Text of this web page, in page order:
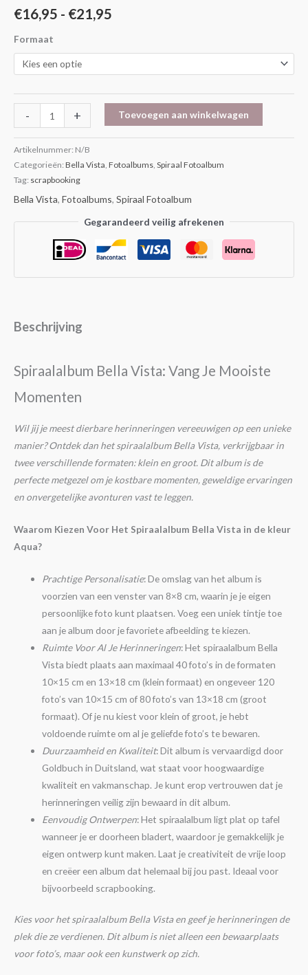
€16,95 - €21,95
Formaat
- + Toevoegen aan winkelwagen
Artikelnummer: N/B
Categorieën: Bella Vista, Fotoalbums, Spiraal Fotoalbum
Tag: scrapbooking
Bella Vista, Fotoalbums, Spiraal Fotoalbum
Gegarandeerd veilig afrekenen
Beschrijving
Spiraalalbum Bella Vista: Vang Je Mooiste
Momenten
Wil jij je meest dierbare herinneringen vereeuwigen op een unieke
manier? Ontdek dan het spiraalalbum Bella Vista, verkrijgbaar in
twee verschillende formaten: klein en groot. Dit album is de
perfecte metgezel om je kostbare momenten, geweldige ervaringen
en onvergetelijke avonturen vast te leggen.
Waarom Kiezen Voor Het Spiraalalbum Bella Vista in de kleur
Aqua?
Prachtige Personalisatie: De omslag van het album is
voorzien van een venster van 8×8 cm, waarin je je eigen
persoonlijke foto kunt plaatsen. Voeg een uniek tintje toe
aan je album door je favoriete afbeelding te kiezen.
Ruimte Voor Al Je Herinneringen: Het spiraalalbum Bella
Vista biedt plaats aan maximaal 40 foto’s in de formaten
10×15 cm en 13×18 cm (klein formaat) en ongeveer 120
foto’s van 10×15 cm of 80 foto’s van 13×18 cm (groot
formaat). Of je nu kiest voor klein of groot, je hebt
voldoende ruimte om al je geliefde foto’s te bewaren.
Duurzaamheid en Kwaliteit: Dit album is vervaardigd door
Goldbuch in Duitsland, wat staat voor hoogwaardige
kwaliteit en vakmanschap. Je kunt erop vertrouwen dat je
herinneringen veilig zijn bewaard in dit album.
Eenvoudig Ontwerpen: Het spiraalalbum ligt plat op tafel
wanneer je er doorheen bladert, waardoor je gemakkelijk je
eigen ontwerp kunt maken. Laat je creativiteit de vrije loop
en creëer een album dat helemaal bij jou past. Ideaal voor
bijvoorbeeld scrapbooking.
Kies voor het spiraalalbum Bella Vista en geef je herinneringen de
plek die ze verdienen. Dit album is niet alleen een bewaarplaats
voor foto’s, maar ook een kunstwerk op zich.